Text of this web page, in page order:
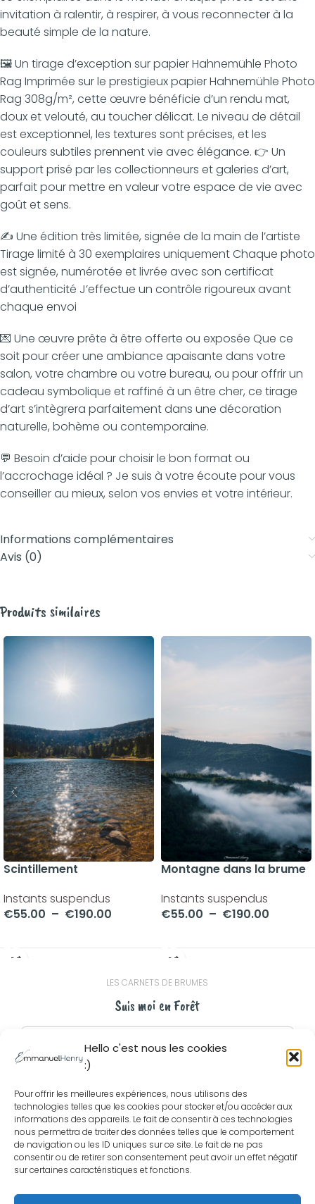
Hello c'est nous les cookies
:)
Pour offrir les meilleures expériences, nous utilisons des
technologies telles que les cookies pour stocker et/ou accéder aux
informations des appareils. Le fait de consentir à ces technologies
nous permettra de traiter des données telles que le comportement
de navigation ou les ID uniques sur ce site. Le fait de ne pas
consentir ou de retirer son consentement peut avoir un effet négatif
sur certaines caractéristiques et fonctions.
invitation à ralentir, à respirer, à vous reconnecter à la
beauté simple de la nature.
🖼️ Un tirage d’exception sur papier Hahnemühle Photo
Rag Imprimée sur le prestigieux papier Hahnemühle Photo
Rag 308g/m², cette œuvre bénéficie d’un rendu mat,
doux et velouté, au toucher délicat. Le niveau de détail
est exceptionnel, les textures sont précises, et les
couleurs subtiles prennent vie avec élégance. 👉 Un
support prisé par les collectionneurs et galeries d’art,
parfait pour mettre en valeur votre espace de vie avec
goût et sens.
✍️ Une édition très limitée, signée de la main de l’artiste
Tirage limité à 30 exemplaires uniquement Chaque photo
est signée, numérotée et livrée avec son certificat
d’authenticité J’effectue un contrôle rigoureux avant
chaque envoi
💌 Une œuvre prête à être offerte ou exposée Que ce
soit pour créer une ambiance apaisante dans votre
salon, votre chambre ou votre bureau, ou pour offrir un
cadeau symbolique et raffiné à un être cher, ce tirage
d’art s’intègrera parfaitement dans une décoration
naturelle, bohème ou contemporaine.
💬 Besoin d’aide pour choisir le bon format ou
l’accrochage idéal ? Je suis à votre écoute pour vous
conseiller au mieux, selon vos envies et votre intérieur.
Informations complémentaires
Avis (0)
Produits similaires
Scintillement
Instants suspendus
€55.00 – €190.00
Montagne dans la brume
Instants suspendus
€55.00 – €190.00
LES CARNETS DE BRUMES
Suis moi en Forêt
Ton adresse me sert uniquement à t'envoyer les carnets de
brumes. Rien d'autre. Tu peux te désinscrire quand tu veux, en un
clic, depuis n'importe quel message.
ET SUR LES RÉSEAUX SOCIAUX ?